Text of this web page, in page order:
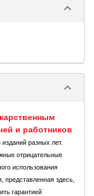
keyboard_arrow_down
keyboard_arrow_down
и работников
разных лет.
отрицательные
использования
здесь,
гарантией